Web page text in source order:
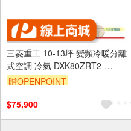
三菱重工 10-13坪 變頻冷暖分離
式空調 冷氣 DXK80ZRT2-
W/DXC80ZRT2-W
贈OPENPOINT
$75,900